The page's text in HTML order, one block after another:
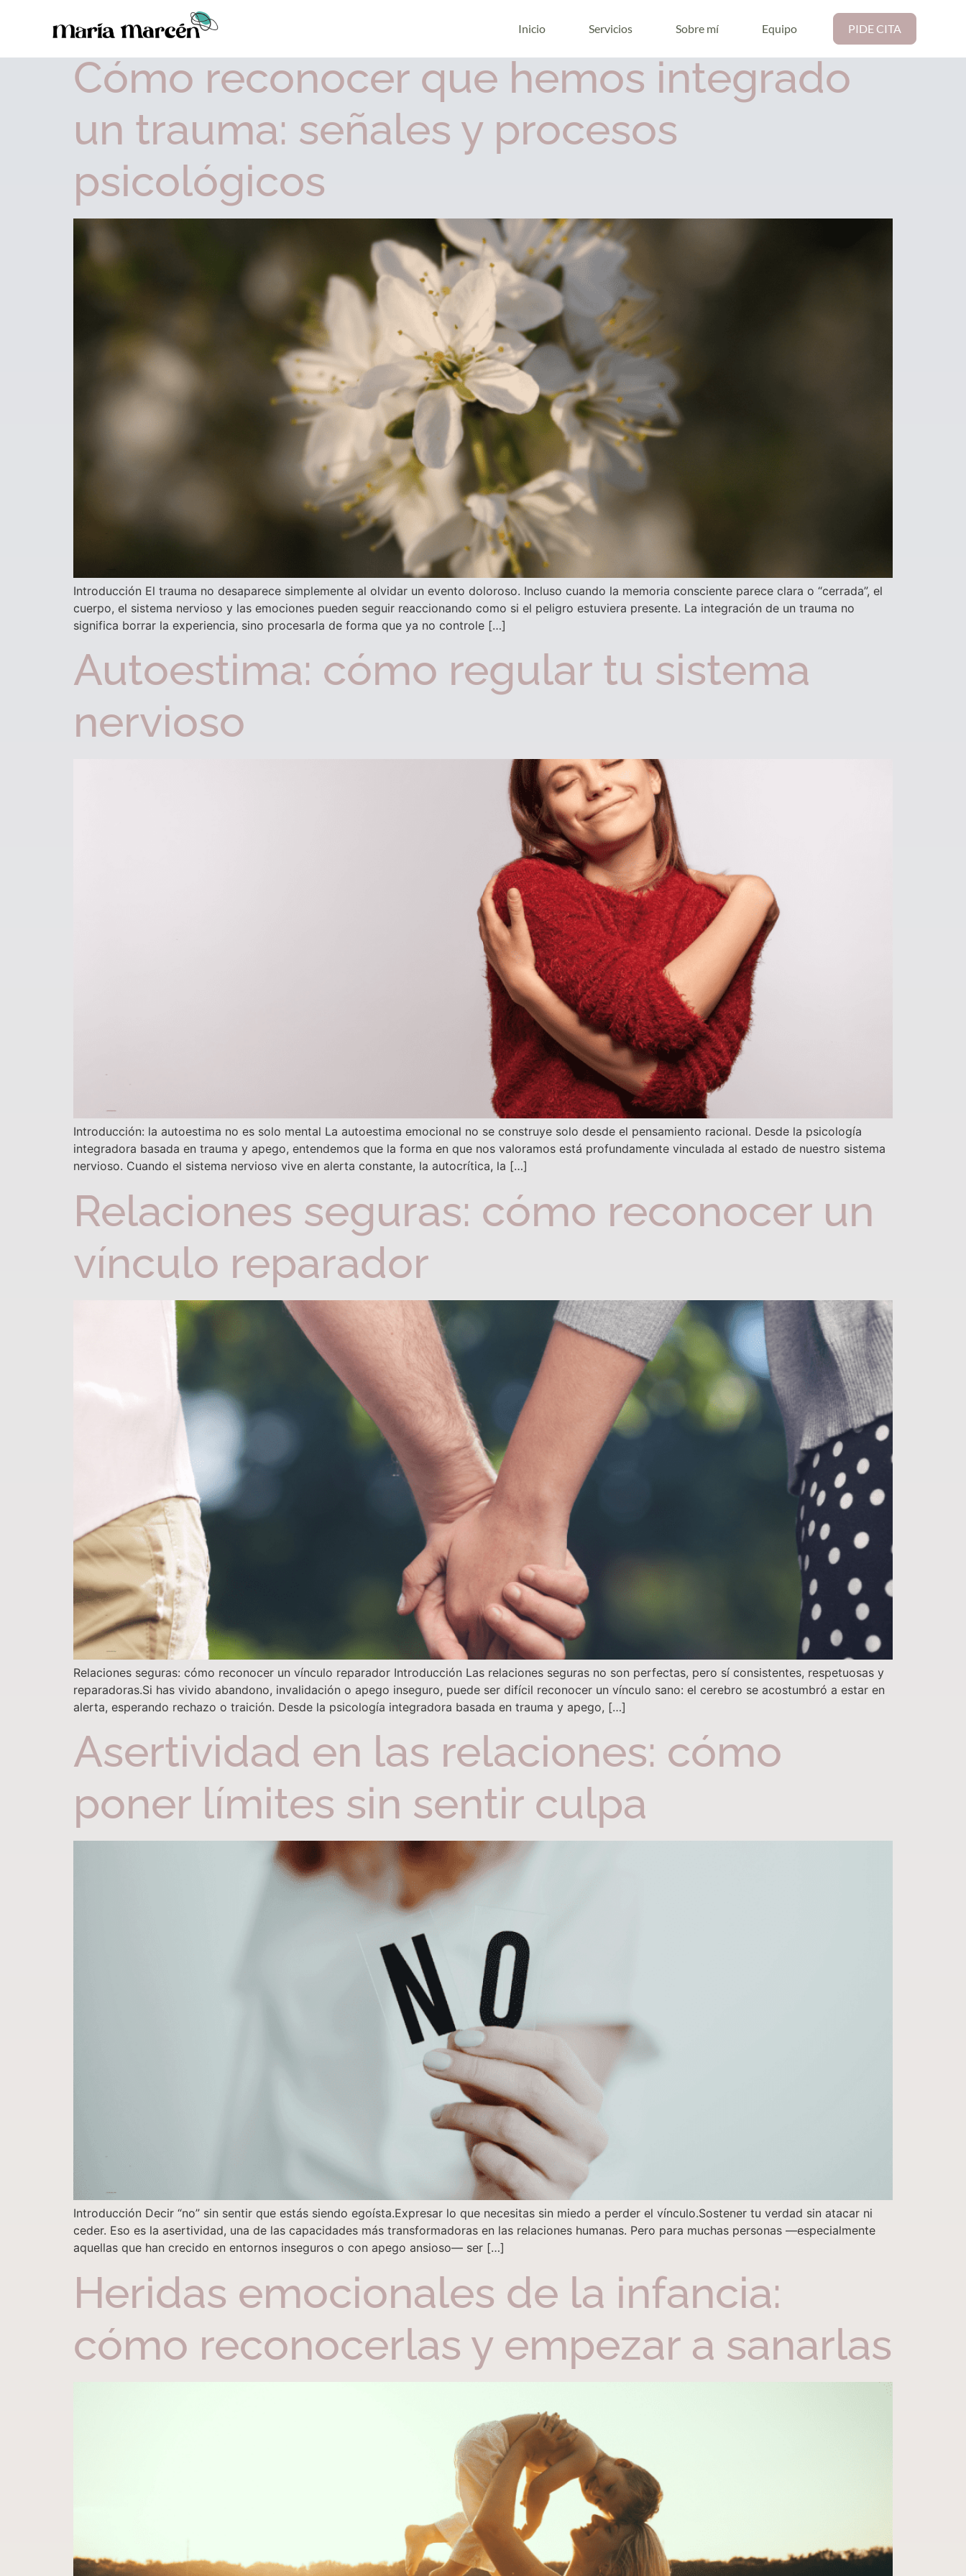
Inicio Servicios Sobre mí Equipo PIDE CITA
Etiqueta:trauma relacional
Cómo reconocer que hemos integrado
un trauma: señales y procesos
psicológicos
Introducción El trauma no desaparece simplemente al olvidar un evento doloroso. Incluso cuando la memoria consciente parece clara o “cerrada”, el
cuerpo, el sistema nervioso y las emociones pueden seguir reaccionando como si el peligro estuviera presente. La integración de un trauma no
significa borrar la experiencia, sino procesarla de forma que ya no controle […]
Autoestima: cómo regular tu sistema
nervioso
Introducción: la autoestima no es solo mental La autoestima emocional no se construye solo desde el pensamiento racional. Desde la psicología
integradora basada en trauma y apego, entendemos que la forma en que nos valoramos está profundamente vinculada al estado de nuestro sistema
nervioso. Cuando el sistema nervioso vive en alerta constante, la autocrítica, la […]
Relaciones seguras: cómo reconocer un
vínculo reparador
Relaciones seguras: cómo reconocer un vínculo reparador Introducción Las relaciones seguras no son perfectas, pero sí consistentes, respetuosas y
reparadoras.Si has vivido abandono, invalidación o apego inseguro, puede ser difícil reconocer un vínculo sano: el cerebro se acostumbró a estar en
alerta, esperando rechazo o traición. Desde la psicología integradora basada en trauma y apego, […]
Asertividad en las relaciones: cómo
poner límites sin sentir culpa
Introducción Decir “no” sin sentir que estás siendo egoísta.Expresar lo que necesitas sin miedo a perder el vínculo.Sostener tu verdad sin atacar ni
ceder. Eso es la asertividad, una de las capacidades más transformadoras en las relaciones humanas. Pero para muchas personas —especialmente
aquellas que han crecido en entornos inseguros o con apego ansioso— ser […]
Heridas emocionales de la infancia:
cómo reconocerlas y empezar a sanarlas